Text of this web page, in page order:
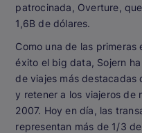
patrocinada, Overture,
1,6B de dólares.
Como una de las
éxito el big data, Sojern
de viajes más destacadas
y retener a los viajeros de
2007. Hoy en día, las
representan más de 1/3